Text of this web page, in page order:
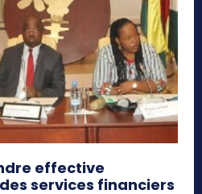
effective
services financiers